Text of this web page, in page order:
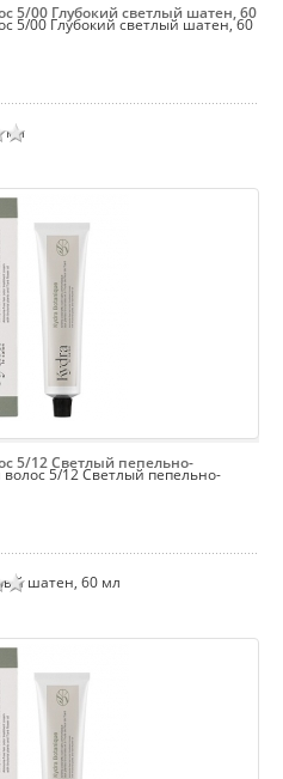
5/00 Глубокий светлый шатен, 60
мл
5/00 Глубокий светлый шатен, 60
волос 5/12 Светлый пепельно-
шатен, 60 мл
5/12 Светлый пепельно-